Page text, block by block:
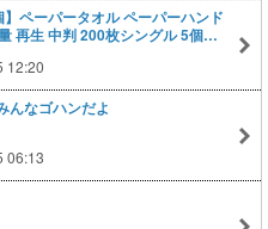
ペーパータオル ペーパーハンド
再生 中判 200枚シングル 5個入
12:20
の山菜であえ物 3種 みんなゴハンだよ
06:13